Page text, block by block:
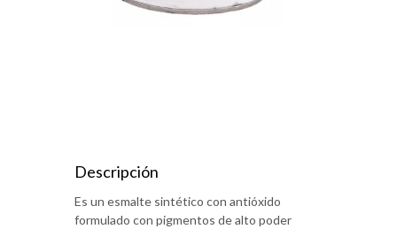
Descripción
Es un esmalte sintético con antióxido
formulado con pigmentos de alto poder